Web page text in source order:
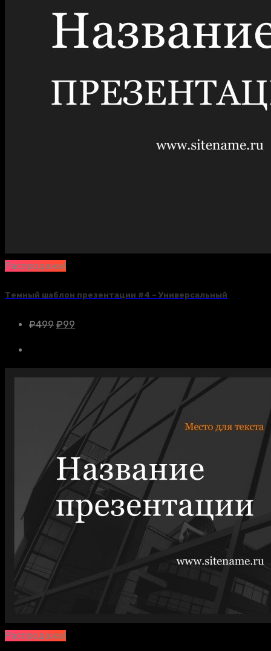
Распродажа!
Темный шаблон презентации #4 – Универсальный
₽499 ₽99
Распродажа!